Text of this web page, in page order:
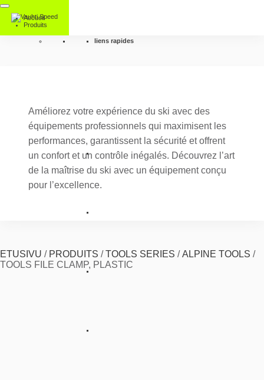
Accueil
Produits
liens rapides
Améliorez votre expérience du ski avec des
équipements professionnels qui maximisent les
performances, garantissent la sécurité et offrent
un confort et un contrôle inégalés. Découvrez l’art
de la maîtrise du ski avec un équipement conçu
pour l’excellence.
ETUSIVU / PRODUITS /TOOLS SERIES /ALPINE TOOLS /
TOOLS FILE CLAMP, PLASTIC